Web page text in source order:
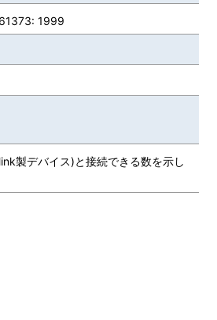
1999
製デバイス)と接続できる数を示し